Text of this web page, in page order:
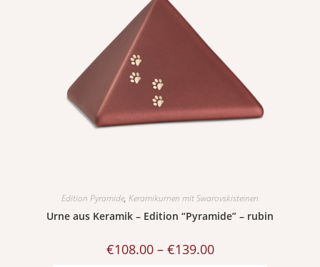
Edition Pyramide, Keramikurnen mit Swarovskisteinen
Urne aus Keramik – Edition “Pyramide” – rubin
€108.00 – €139.00